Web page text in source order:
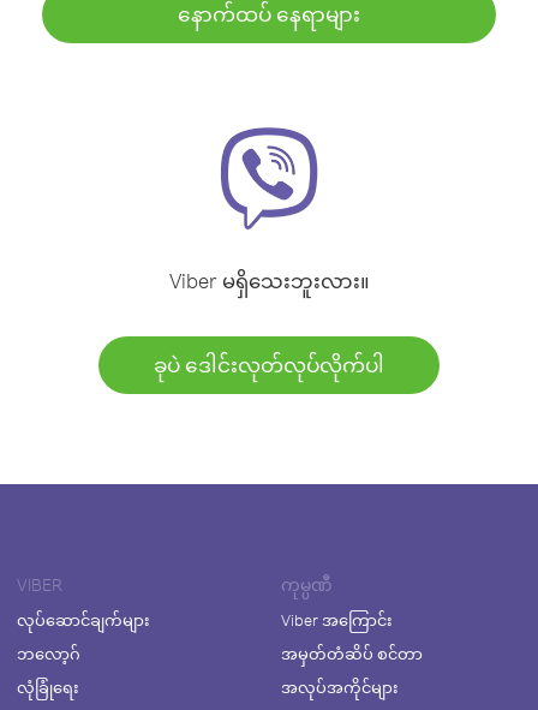
နောက်ထပ် နေရာများ
Viber မရှိသေးဘူးလား။
ခုပဲ ဒေါင်းလုတ်လုပ်လိုက်ပါ
VIBER
လုပ်ဆောင်ချက်များ
ဘလော့ဂ်
လုံခြုံရေး
ကုမ္ပဏီ
Viber အကြောင်း
အမှတ်တံဆိပ် စင်တာ
အလုပ်အကိုင်များ